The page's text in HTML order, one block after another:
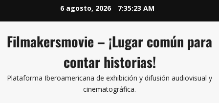
6 agosto, 2026 7:35:24 AM
Filmakersmovie – ¡Lugar común para
contar historias!
Plataforma Iberoamericana de exhibición y difusión audiovisual y
cinematográfica.